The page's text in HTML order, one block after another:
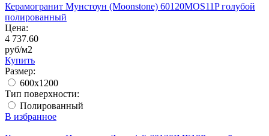
Керамогранит Мунстоун (Moonstone) 60120MOS11P голубой
полированный
Цена:
4 737.60
руб/м2
Купить
Размер:
600x1200
Тип поверхности:
Полированный
В избранное